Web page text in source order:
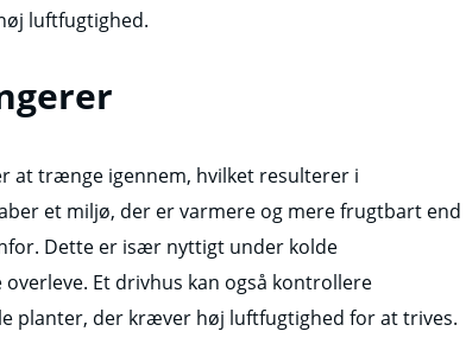
luftfugtighed.
at trænge igennem, hvilket resulterer i
et miljø, der er varmere og mere frugtbart end
Dette er især nyttigt under kolde
Et drivhus kan også kontrollere
planter, der kræver høj luftfugtighed for at trives.